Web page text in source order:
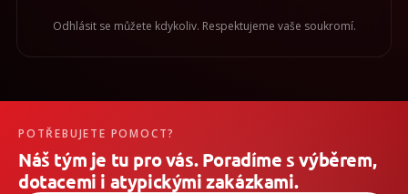
Odhlásit se můžete kdykoliv. Respektujeme vaše soukromí.
POTŘEBUJETE POMOCT?
Náš tým je tu pro vás. Poradíme s výběrem,
dotacemi i atypickými zakázkami.